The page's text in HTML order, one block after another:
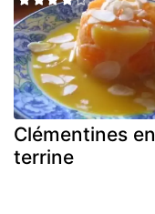
Clémentines en
terrine